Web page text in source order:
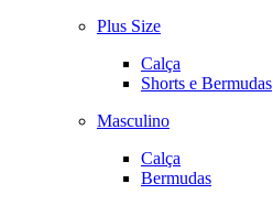
Plus Size
Calça
Shorts e Bermudas
Masculino
Calça
Bermudas